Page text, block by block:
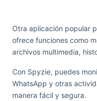
Otra aplicación popular
ofrece funciones como
archivos multimedia,
Con Spyzie, puedes
WhatsApp y otras
manera fácil y segura.